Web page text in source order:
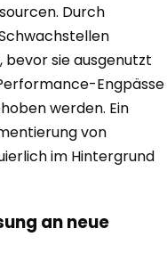
Durch
sie ausgenutzt
Engpässe
werden. Ein
von
im Hintergrund
an neue